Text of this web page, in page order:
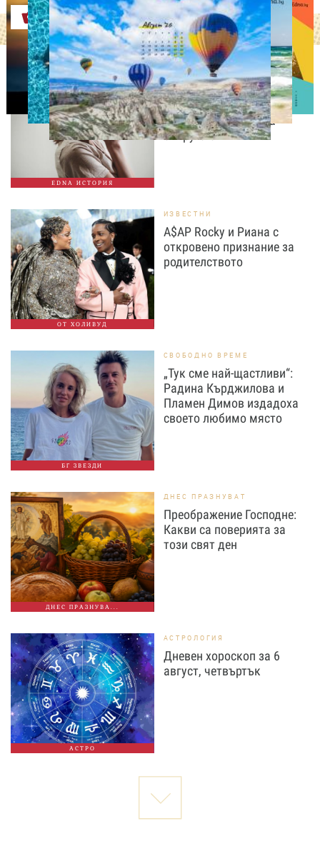
Оферти
EDNA ИСТОРИЯ
ЛЮБОПИТНО
Тя проглежда след 20
години и открива
шокираща истина за
съпруга си
ОТ ХОЛИВУД
ИЗВЕСТНИ
A$AP Rocky и Риана с
откровено признание за
родителството
БГ ЗВЕЗДИ
СВОБОДНО ВРЕМЕ
„Тук сме най-щастливи“:
Радина Кърджилова и
Пламен Димов издадоха
своето любимо място
ДНЕС ПРАЗНУВА...
ДНЕС ПРАЗНУВАТ
Преображение Господне:
Какви са поверията за
този свят ден
АСТРО
АСТРОЛОГИЯ
Дневен хороскоп за 6
август, четвъртък